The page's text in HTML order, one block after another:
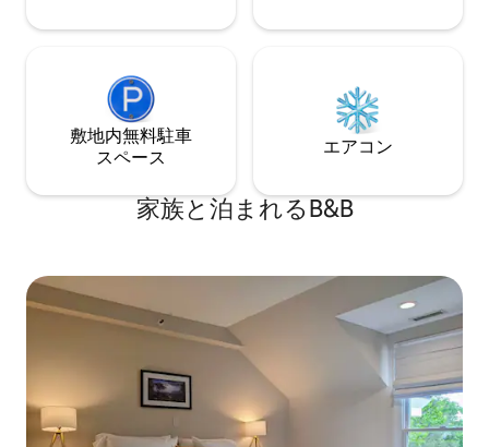
降、チェックアウトは正午12時です。
敷地内無料駐⁠車
ス⁠ペ⁠ー⁠ス
エアコン
家族と泊まれるB&B